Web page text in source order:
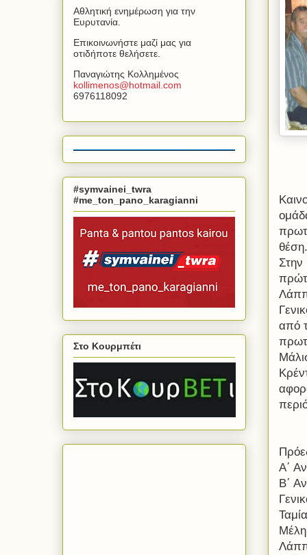
θέση.
Στην
από
Α΄
Β΄
Αθλητική ενημέρωση για την
Ευρυτανία.
Επικοινωνήστε μαζί μας για
οτιδήποτε θελήσετε.
Παναγιώτης Κολλημένος
kollimenos@hotmail com
6976118092
#symvainei_twra
#me_ton_pano_karagianni
Στο Κουρμπέτι